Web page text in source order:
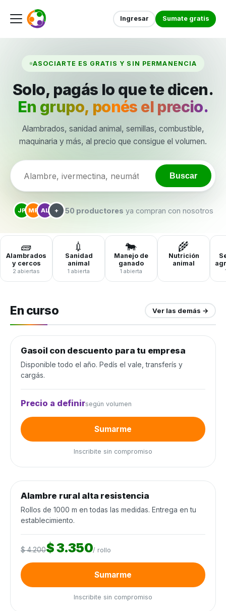
Ingresar Sumate gratis
ASOCIARTE ES GRATIS Y SIN PERMANENCIA
Solo, pagás lo que te dicen.
En grupo, ponés el precio.
Alambrados, sanidad animal, semillas, combustible,
maquinaria y más, al precio que consigue el volumen.
Buscar
JP MR AL + 50 productores ya compran con nosotros
🧱
Alambrados
y cercos
2 abiertas
💉
Sanidad
animal
1 abierta
🐄
Manejo de
ganado
1 abierta
🌾
Nutrición
animal
En curso Ver las demás →
Combustible y lubricantes
Gasoil con descuento para tu empresa
Disponible todo el año. Pedís el vale, transferís y
cargás.
Precio a definirsegún volumen
Sumarme
Inscribite sin compromiso
Alambrados y cercos
Cierra en 10d
Alambre rural alta resistencia
Rollos de 1000 m en todas las medidas. Entrega en tu
establecimiento.
$ 4.200$ 3.350/ rollo
Sumarme
Inscribite sin compromiso